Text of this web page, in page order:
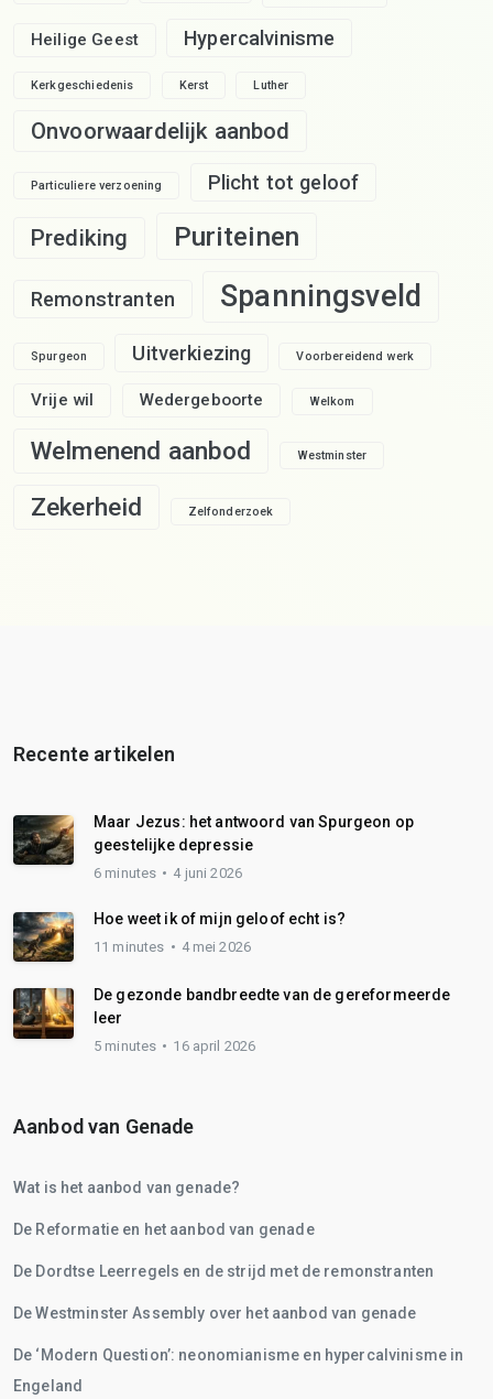
Heilige Geest Hypercalvinisme
Kerkgeschiedenis Kerst Luther
Onvoorwaardelijk aanbod
Particuliere verzoening Plicht tot geloof
Prediking Puriteinen
Remonstranten Spanningsveld
Spurgeon Uitverkiezing Voorbereidend werk
Vrije wil Wedergeboorte Welkom
Welmenend aanbod Westminster
Zekerheid Zelfonderzoek
Recente artikelen
Maar Jezus: het antwoord van Spurgeon op
geestelijke depressie
6 minutes 4 juni 2026
Hoe weet ik of mijn geloof echt is?
11 minutes 4 mei 2026
De gezonde bandbreedte van de gereformeerde
leer
5 minutes 16 april 2026
Aanbod van Genade
Wat is het aanbod van genade?
De Reformatie en het aanbod van genade
De Dordtse Leerregels en de strijd met de remonstranten
De Westminster Assembly over het aanbod van genade
De ‘Modern Question’: neonomianisme en hypercalvinisme in
Engeland